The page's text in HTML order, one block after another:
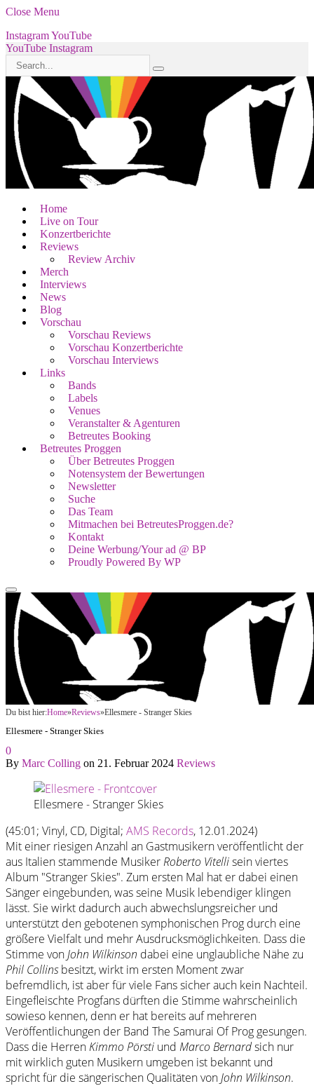
Close Menu
InstagramYouTube
YouTube Instagram
Home
Live on Tour
Konzertberichte
Reviews
Review Archiv
Merch
Interviews
News
Blog
Vorschau
Vorschau Reviews
Vorschau Konzertberichte
Vorschau Interviews
Links
Bands
Labels
Venues
Veranstalter & Agenturen
Betreutes Booking
Betreutes Proggen
Über Betreutes Proggen
Notensystem der Bewertungen
Newsletter
Suche
Das Team
Mitmachen bei BetreutesProggen.de?
Kontakt
Deine Werbung/Your ad @ BP
Proudly Powered By WP
Du bist hier:Home»Reviews»Ellesmere - Stranger Skies
Ellesmere - Stranger Skies
0
By Marc Colling on 21. Februar 2024 Reviews
Ellesmere - Stranger Skies
(45:01; Vinyl, CD, Digital; AMS Records, 12.01.2024)
Mit einer riesigen Anzahl an Gastmusikern veröffentlicht der
aus Italien stammende MusikerRoberto Vitellisein viertes
Album "Stranger Skies". Zum ersten Mal hat er dabei einen
Sänger eingebunden, was seine Musik lebendiger klingen
lässt. Sie wirkt dadurch auch abwechslungsreicher und
unterstützt den gebotenen symphonischen Prog durch eine
größere Vielfalt und mehr Ausdrucksmöglichkeiten. Dass die
Stimme vonJohn Wilkinson dabei eine unglaubliche Nähe zu
Phil Collinsbesitzt, wirkt im ersten Moment zwar
befremdlich, ist aber für viele Fans sicher auch kein Nachteil.
Eingefleischte Progfans dürften die Stimme wahrscheinlich
sowieso kennen, denn er hat bereits auf mehreren
Veröffentlichungen der Band The Samurai Of Prog gesungen.
Dass die HerrenKimmo Pörsti und Marco Bernardsich nur
mit wirklich guten Musikern umgeben ist bekannt und
spricht für die sängerischen Qualitäten vonJohn Wilkinson.